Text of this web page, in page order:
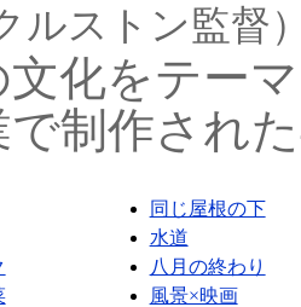
ルストン監督
文化をテー
で制作され
同じ屋根の下
水道
八月の終わり
風景×映画